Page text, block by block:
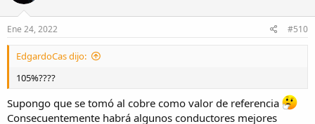
Ene 24, 2022 #510
EdgardoCas dijo:
105%????
Supongo que se tomó al cobre como valor de referencia
Consecuentemente habrá algunos conductores mejores